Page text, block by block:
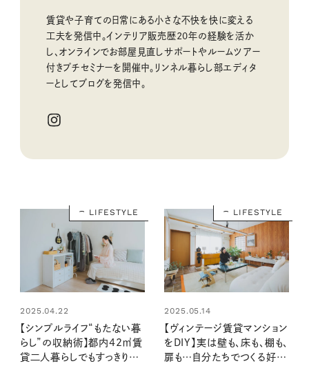
賃貸や子育ての日常にある小さな不快を快に変える
工夫を発信中。インテリア販売歴20年の経験を活か
し、オンラインでお部屋見直しサポートやルームツアー
付きプチセミナーを開催中。リンネル暮らし部エディタ
ーとしてブログを発信中。
LIFESTYLE
2025.04.22
【シンプルライフ“もたない暮
らし”の収納術】都内42㎡賃
貸二人暮らしでもすっきりさ
LIFESTYLE
2025.05.14
【ヴィンテージ賃貸マンション
をDIY】実は壁も、床も、棚も、
扉も…自分たちでつくる好み